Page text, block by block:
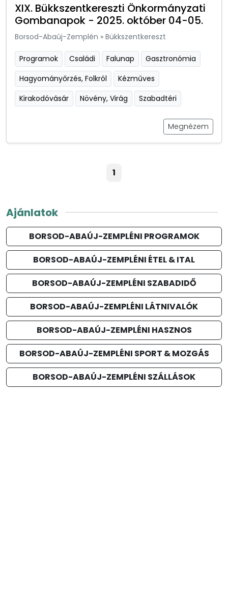
XIX. Bükkszentkereszti Önkormányzati
Gombanapok - 2025. október 04-05.
Borsod-Abaúj-Zemplén » Bükkszentkereszt
Programok Családi Falunap
Gasztronómia
Hagyományőrzés, Folkról
Kézműves
Kirakodóvásár
Növény, Virág Szabadtéri
Megnézem
1
Ajánlatok
BORSOD-ABAÚJ-ZEMPLÉNI PROGRAMOK
BORSOD-ABAÚJ-ZEMPLÉNI ÉTEL & ITAL
BORSOD-ABAÚJ-ZEMPLÉNI SZABADIDŐ
BORSOD-ABAÚJ-ZEMPLÉNI LÁTNIVALÓK
BORSOD-ABAÚJ-ZEMPLÉNI HASZNOS
BORSOD-ABAÚJ-ZEMPLÉNI SPORT & MOZGÁS
BORSOD-ABAÚJ-ZEMPLÉNI SZÁLLÁSOK